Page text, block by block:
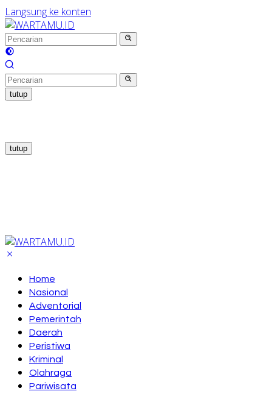
Langsung ke konten
tutup
tutup
Home
Nasional
Adventorial
Pemerintah
Daerah
Peristiwa
Kriminal
Olahraga
Pariwisata